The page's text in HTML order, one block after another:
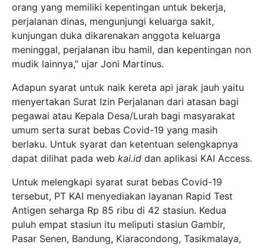
orang yang memiliki kepentingan untuk bekerja,
perjalanan dinas, mengunjungi keluarga sakit,
kunjungan duka dikarenakan anggota keluarga
meninggal, perjalanan ibu hamil, dan kepentingan non
mudik lainnya,” ujar Joni Martinus.
Adapun syarat untuk naik kereta api jarak jauh yaitu
menyertakan Surat Izin Perjalanan dari atasan bagi
pegawai atau Kepala Desa/Lurah bagi masyarakat
umum serta surat bebas Covid-19 yang masih
berlaku. Untuk syarat dan ketentuan selengkapnya
dapat dilihat pada web kai.id dan aplikasi KAI Access.
Untuk melengkapi syarat surat bebas Covid-19
tersebut, PT KAI menyediakan layanan Rapid Test
Antigen seharga Rp 85 ribu di 42 stasiun. Kedua
puluh empat stasiun itu meliputi stasiun Gambir,
Pasar Senen, Bandung, Kiaracondong, Tasikmalaya,